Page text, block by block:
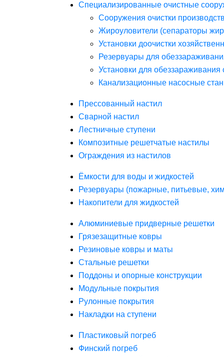
Специализированные очистные
Сооружения очистки
Жироуловители (сепараторы
Установки доочистки
Резервуары для
Установки для обеззараживания
Канализационные насосные
Прессованный настил
Сварной настил
Лестничные ступени
Композитные решетчатые настилы
Ограждения из настилов
Ёмкости для воды и жидкостей
Резервуары (пожарные, питьевые,
Накопители для жидкостей
Алюминиевые придверные решетки
Грязезащитные ковры
Резиновые ковры и маты
Стальные решетки
Поддоны и опорные конструкции
Модульные покрытия
Рулонные покрытия
Накладки на ступени
Пластиковый погреб
Финский погреб